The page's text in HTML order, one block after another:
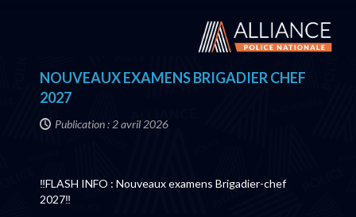
NOUVEAUX EXAMENS BRIGADIER CHEF
2027
Publication : 2 avril 2026
‼️FLASH INFO : Nouveaux examens Brigadier-chef
2027‼️